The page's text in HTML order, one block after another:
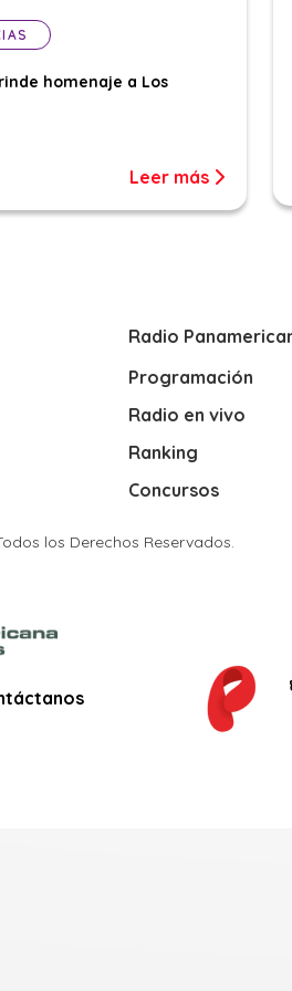
homenaje a Los
Leer más
Radio
Programación
Radio en vivo
Ranking
Concursos
los Derechos Reservados.